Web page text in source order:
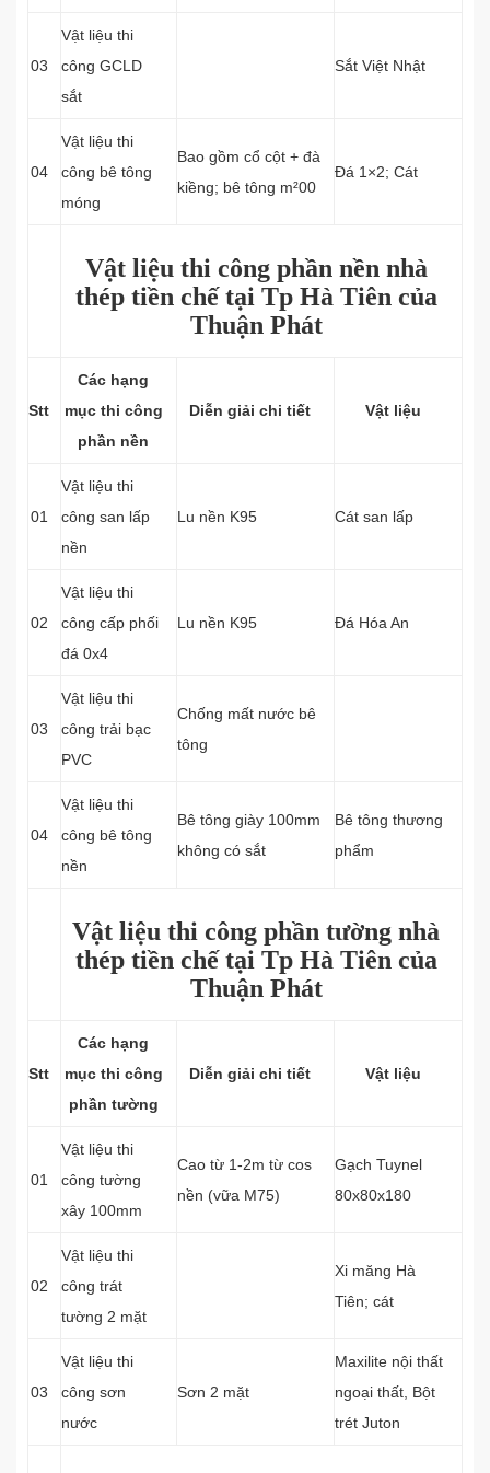
03
Vật liệu thi
công GCLD
sắt
Sắt Việt Nhật
04
Vật liệu thi
công bê tông
móng
Bao gồm cổ cột + đà
kiềng; bê tông m²00
Đá 1×2; Cát
Vật liệu thi công phần nền nhà
thép tiền chế tại Tp Hà Tiên của
Thuận Phát
Stt
Các hạng
mục thi công
phần nền
Diễn giải chi tiết Vật liệu
01
Vật liệu thi
công san lấp
nền
Lu nền K95 Cát san lấp
02
Vật liệu thi
công cấp phối
đá 0x4
Lu nền K95 Đá Hóa An
03
Vật liệu thi
công trải bạc
PVC
Chống mất nước bê
tông
04
Vật liệu thi
công bê tông
nền
Bê tông giày 100mm
không có sắt
Bê tông thương
phẩm
Vật liệu thi công phần tường nhà
thép tiền chế tại Tp Hà Tiên của
Thuận Phát
Stt
Các hạng
mục thi công
phần tường
Diễn giải chi tiết Vật liệu
01
Vật liệu thi
công tường
xây 100mm
Cao từ 1-2m từ cos
nền (vữa M75)
Gạch Tuynel
80x80x180
02
Vật liệu thi
công trát
tường 2 mặt
Xi măng Hà
Tiên; cát
03
Vật liệu thi
công sơn
nước
Sơn 2 mặt
Maxilite nội thất
ngoại thất, Bột
trét Juton